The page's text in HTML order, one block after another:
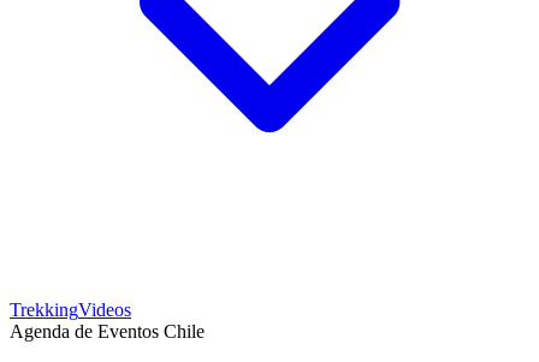
TrekkingVideos
Agenda de Eventos Chile